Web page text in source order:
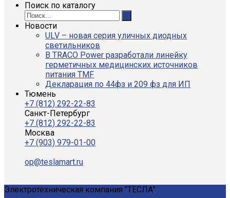
Поиск по каталогу
Новости
ULV – новая серия уличных диодных
светильников
В TRACO Power разработали линейку
герметичных медицинских источников
питания TMF
Декларация по 44фз и 209 фз для ИП
Тюмень
+7 (812) 292-22-83
Санкт-Петербург
+7 (812) 292-22-83
Москва
+7 (903) 979-01-00
op@teslamart.ru
Электротехническая компания "ТЕСЛА"